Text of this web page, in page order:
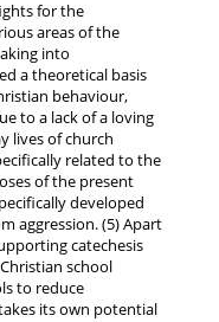
for the
areas of the
into
a theoretical basis
behaviour,
to a lack of a loving
lives of church
related to the
of the present
developed
aggression. (5) Apart
catechesis
school
to reduce
its own potential